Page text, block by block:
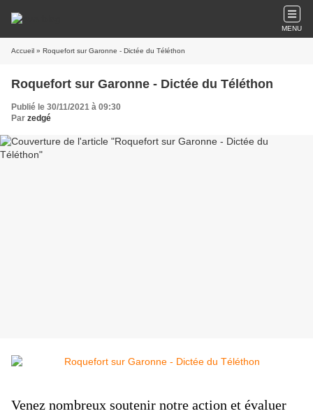
MENU
Accueil » Roquefort sur Garonne - Dictée du Téléthon
Roquefort sur Garonne - Dictée du Téléthon
Publié le 30/11/2021 à 09:30
Par zedgé
Venez nombreux soutenir notre action et évaluer